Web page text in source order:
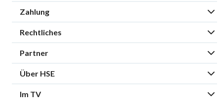
Zahlung
Rechtliches
Partner
Über HSE
Im TV